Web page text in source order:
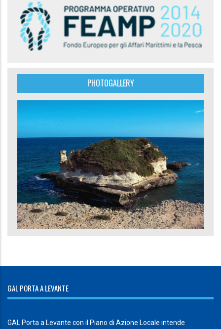
PHOTOGALLERY
GAL PORTA A LEVANTE
GAL Porta a Levante con il Piano di Azione Locale intende